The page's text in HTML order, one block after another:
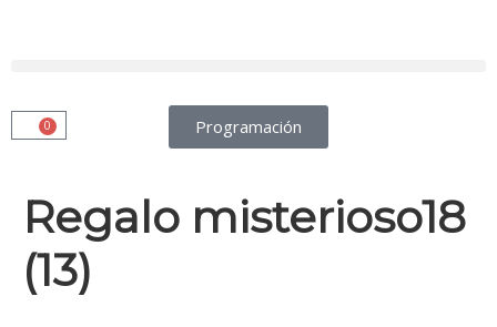
Programación
0
Regalo misterioso18
(13)